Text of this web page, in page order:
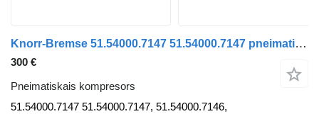
Knorr-Bremse 51.54000.7147 51.54000.7147 pneimatiskais kompresors paredzēts MAN TGS kravas automašīnas
300 €
Pneimatiskais kompresors
51.54000.7147 51.54000.7147, 51.54000.7146,